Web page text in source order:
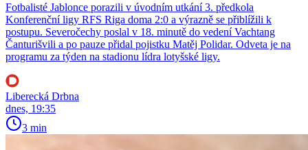
Fotbalisté Jablonce porazili v úvodním utkání 3. předkola
Konferenční ligy RFS Riga doma 2:0 a výrazně se přiblížili k
postupu. Severočechy poslal v 18. minutě do vedení Vachtang
Čanturišvili a po pauze přidal pojistku Matěj Polidar. Odveta je na
programu za týden na stadionu lídra lotyšské ligy.
Liberecká Drbna
dnes, 19:35
3 min